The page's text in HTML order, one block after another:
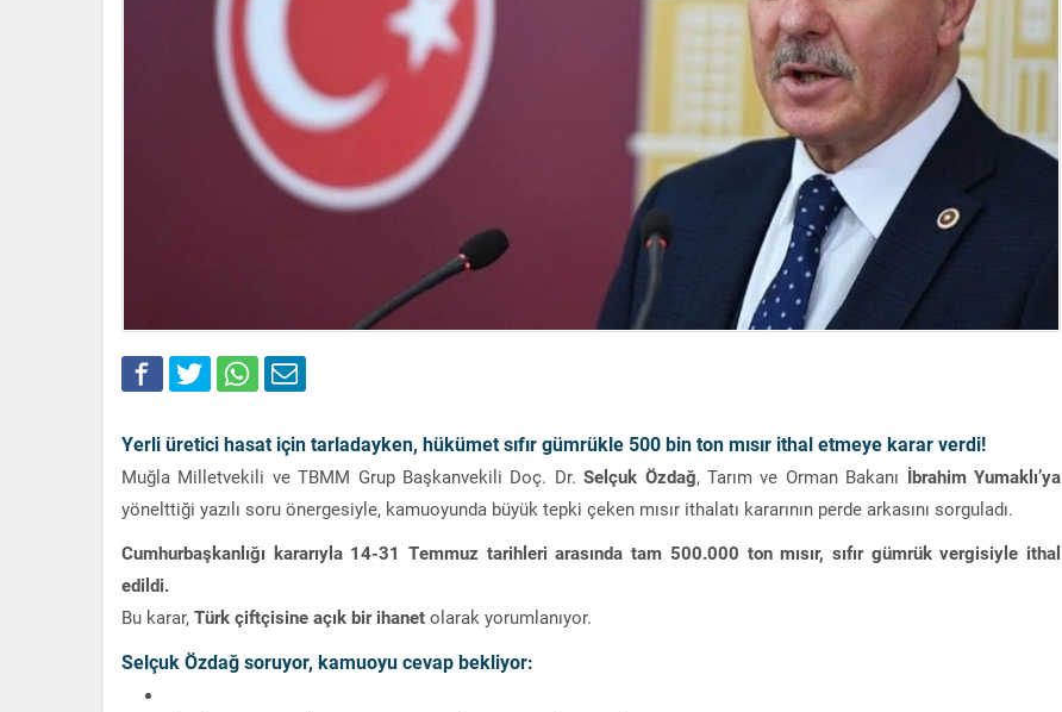
Yerli üretici hasat için tarladayken, hükümet sıfır gümrükle 500 bin ton mısır ithal etmeye karar verdi!
Muğla Milletvekili ve TBMM Grup Başkanvekili Doç. Dr.Selçuk Özdağ, Tarım ve Orman Bakanı İbrahim Yumaklı’ya
yönelttiği yazılı soru önergesiyle, kamuoyunda büyük tepki çeken mısır ithalatı kararının perde arkasını sorguladı.
Cumhurbaşkanlığı kararıyla 14-31 Temmuz tarihleri arasında tam 500.000 ton mısır, sıfır gümrük vergisiyle ithal
edildi.
Bu karar, Türk çiftçisine açık bir ihanet olarak yorumlanıyor.
Selçuk Özdağ soruyor, kamuoyu cevap bekliyor: